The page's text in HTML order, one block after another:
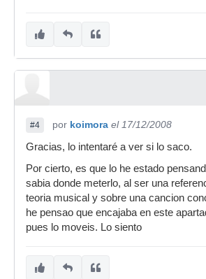
#4 por koimora el 17/12/2008
Gracias, lo intentaré a ver si lo saco.
Por cierto, es que lo he estado
sabia donde meterlo, al ser una
teoria musical y sobre una cancion
he pensao que encajaba en este
pues lo moveis. Lo siento